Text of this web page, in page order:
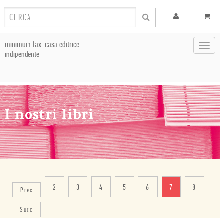
minimum fax: casa editrice
indipendente
I nostri libri
Prec 2 3 4 5 6 7 8
Succ